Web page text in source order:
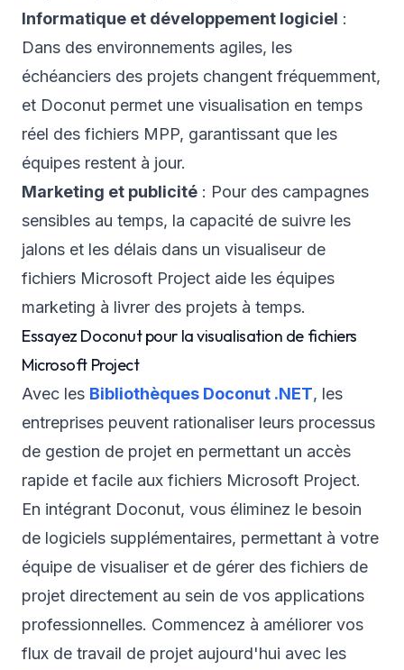
Informatique et développement logiciel :
Dans des environnements agiles, les
échéanciers des projets changent fréquemment,
et Doconut permet une visualisation en temps
réel des fichiers MPP, garantissant que les
équipes restent à jour.
Marketing et publicité : Pour des campagnes
sensibles au temps, la capacité de suivre les
jalons et les délais dans un visualiseur de
fichiers Microsoft Project aide les équipes
marketing à livrer des projets à temps.
Essayez Doconut pour la visualisation de fichiers
Microsoft Project
Avec les Bibliothèques Doconut .NET, les
entreprises peuvent rationaliser leurs processus
de gestion de projet en permettant un accès
rapide et facile aux fichiers Microsoft Project.
En intégrant Doconut, vous éliminez le besoin
de logiciels supplémentaires, permettant à votre
équipe de visualiser et de gérer des fichiers de
projet directement au sein de vos applications
professionnelles. Commencez à améliorer vos
flux de travail de projet aujourd'hui avec les